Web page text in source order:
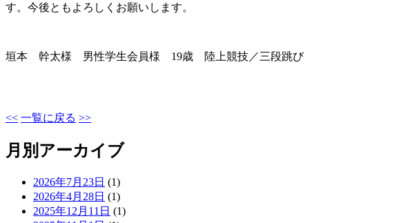
す。今後ともよろしくお願いします。
垣本 幹太様 男性学生会員様 19歳 陸上競技／三段跳び
<< 一覧に戻る >>
月別アーカイブ
2026年7月23日 (1)
2026年4月28日 (1)
2025年12月11日 (1)